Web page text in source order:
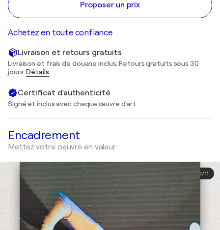
Proposer un prix
Achetez en toute confiance
Livraison et retours gratuits
Livraison et frais de douane inclus. Retours gratuits sous 30
jours.Détails
Certificat d'authenticité
Signé et inclus avec chaque œuvre d'art
Encadrement
Mettez votre oeuvre en valeur
1/11